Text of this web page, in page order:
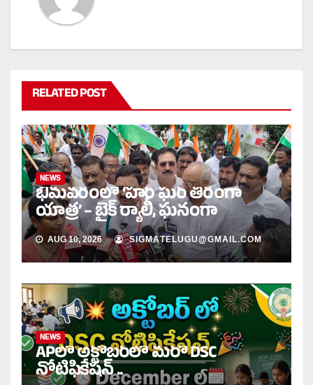
RELATED POST
NEWS
భీమవరంలో ‘హర్ ఘర్ తిరంగా
యాత్ర’ – బైక్ ర్యాలీ, ఘనంగా
AUG 10, 2026 SIGMATELUGU@GMAIL.COM
NEWS
APలో అక్టోబర్‌లో మరో DSC
నోటిఫికేషన్ ..